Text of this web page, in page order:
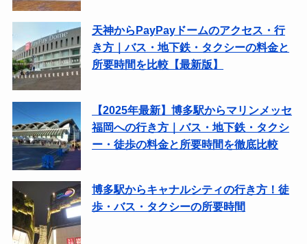
天神からPayPayドームのアクセス・行
き方｜バス・地下鉄・タクシーの料金と
所要時間を比較【最新版】
【2025年最新】博多駅からマリンメッセ
福岡への行き方｜バス・地下鉄・タクシ
ー・徒歩の料金と所要時間を徹底比較
博多駅からキャナルシティの行き方！徒
歩・バス・タクシーの所要時間